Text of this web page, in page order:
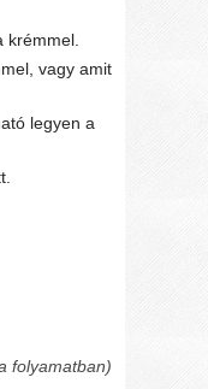
krémmel.
vagy amit
legyen a
folyamatban)